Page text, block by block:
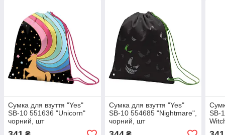
Сумка для взуття "Yes"
SB-10 551636 "Unicorn"
чорний, шт
Сумка для взуття "Yes"
SB-10 554685 "Nightmare",
чорний, шт
SB-